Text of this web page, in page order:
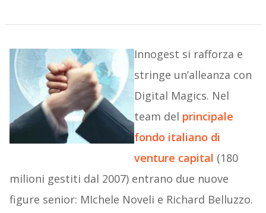
Innogest si rafforza e
stringe un’alleanza con
Digital Magics. Nel
team del principale
fondo italiano di
venture capital (180
milioni gestiti dal 2007) entrano due nuove
figure senior: MIchele Noveli e Richard Belluzzo.